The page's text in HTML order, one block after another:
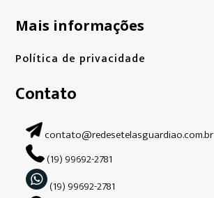
Mais informações
Política de privacidade
Contato
contato@redesetelasguardiao.com.br
(19) 99692-2781
(19) 99692-2781